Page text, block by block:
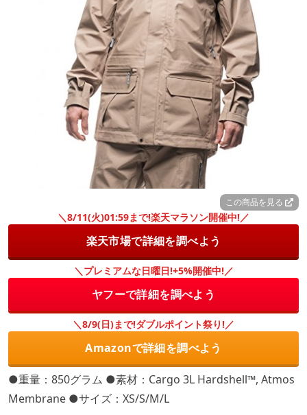
この商品を見る
＼8/11(火)01:59まで!楽天マラソン開催中!／
楽天市場で詳細を調べよう
＼プレミアムな日曜日!+5%開催中!／
ヤフーで詳細を調べよう
＼8/9(日)まで!ダブルポイント祭り!／
Amazonで詳細を調べよう
●重量：850グラム ●素材：Cargo 3L Hardshell™, Atmos
Membrane ●サイズ：XS/S/M/L